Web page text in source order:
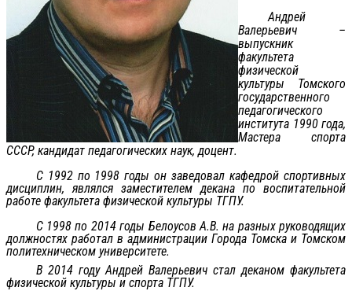
Андрей
Валерьевич –
выпускник
факультета
физической
культуры Томского
государственного
педагогического
института 1990 года,
Мастера спорта
СССР, кандидат педагогических наук, доцент.
С 1992 по 1998 годы он заведовал кафедрой спортивных
дисциплин, являлся заместителем декана по воспитательной
работе факультета физической культуры ТГПУ.
С 1998 по 2014 годы Белоусов А.В. на разных руководящих
должностях работал в администрации Города Томска и Томском
политехническом университете.
В 2014 году Андрей Валерьевич стал деканом факультета
физической культуры и спорта ТГПУ.